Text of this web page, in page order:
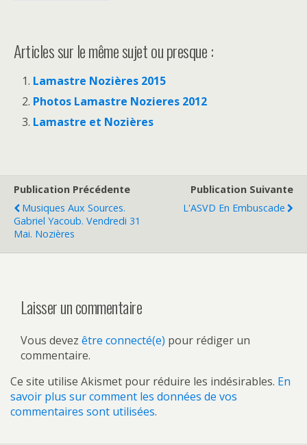
Articles sur le même sujet ou presque :
Lamastre Nozières 2015
Photos Lamastre Nozieres 2012
Lamastre et Nozières
Publication Précédente
Musiques Aux Sources.
Gabriel Yacoub. Vendredi 31
Mai. Nozières
Publication Suivante
L'ASVD En Embuscade
Laisser un commentaire
Vous devez être connecté(e) pour rédiger un
commentaire.
Ce site utilise Akismet pour réduire les indésirables. En
savoir plus sur comment les données de vos
commentaires sont utilisées.